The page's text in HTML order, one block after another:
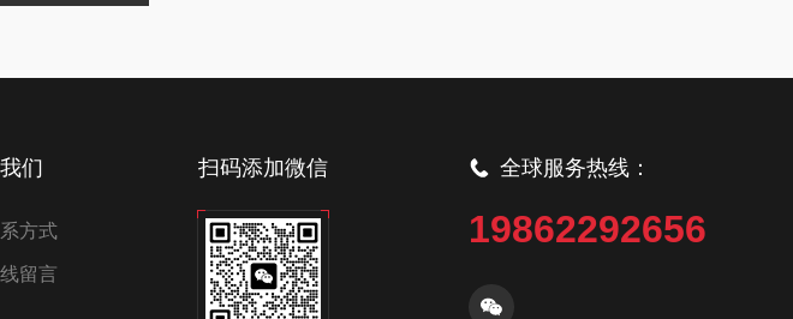
们
方式
留言
扫码添加微信 全球服务热线：
19862292656